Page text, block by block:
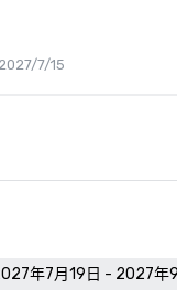
7/15
年7月19日 - 2027年